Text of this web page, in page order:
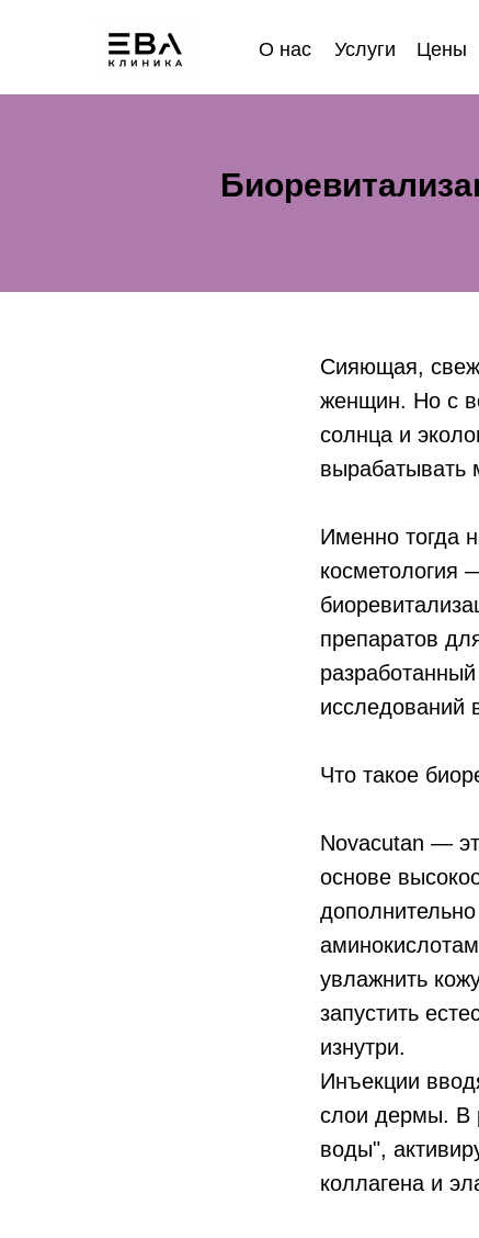
О нас Цены
Услуги
Сияющая,
женщин. Но с
солнца и
вырабатывать
Именно тогда
косметология
препаратов
исследований
Что такое
Novacutan —
основе
увлажнить
запустить
изнутри.
Инъекции
слои дермы. В
воды",
коллагена и